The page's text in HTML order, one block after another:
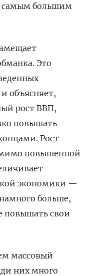
самым большим
Это
объясняет,
рост ВВП,
повышать
Рост
повышенной
экономики —
больше,
повышать свои
массовый
них много